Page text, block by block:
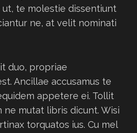
te molestie dissentiunt
ne, at velit nominati
duo, propriae
Ancillae accusamus te
appetere ei. Tollit
ne mutat libris dicunt. Wisi
torquatos ius. Cu mel